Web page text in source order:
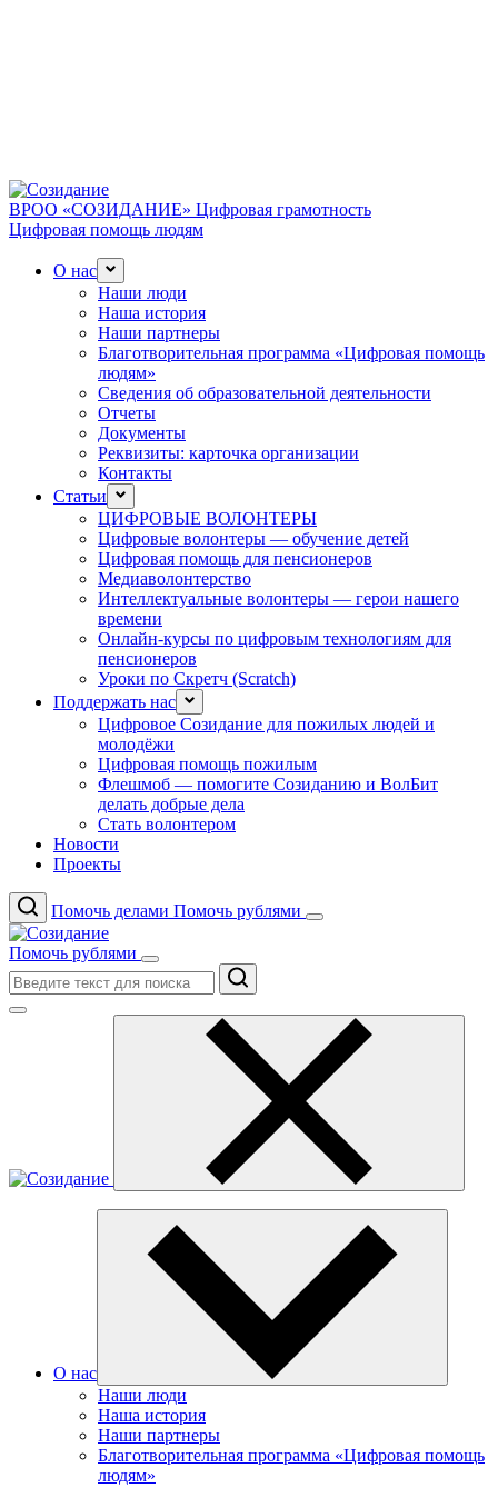
ВРОО «СОЗИДАНИЕ» Цифровая грамотность
Цифровая помощь людям
О нас
Наши люди
Наша история
Наши партнеры
Благотворительная программа «Цифровая помощь
людям»
Сведения об образовательной деятельности
Отчеты
Документы
Реквизиты: карточка организации
Контакты
Статьи
ЦИФРОВЫЕ ВОЛОНТЕРЫ
Цифровые волонтеры — обучение детей
Цифровая помощь для пенсионеров
Медиаволонтерство
Интеллектуальные волонтеры — герои нашего
времени
Онлайн-курсы по цифровым технологиям для
пенсионеров
Уроки по Скретч (Scratch)
Поддержать нас
Цифровое Созидание для пожилых людей и
молодёжи
Цифровая помощь пожилым
Флешмоб — помогите Созиданию и ВолБит
делать добрые дела
Стать волонтером
Новости
Проекты
Помочь делами Помочь рублями
Помочь рублями
Поиск
О нас
Наши люди
Наша история
Наши партнеры
Благотворительная программа «Цифровая помощь
людям»